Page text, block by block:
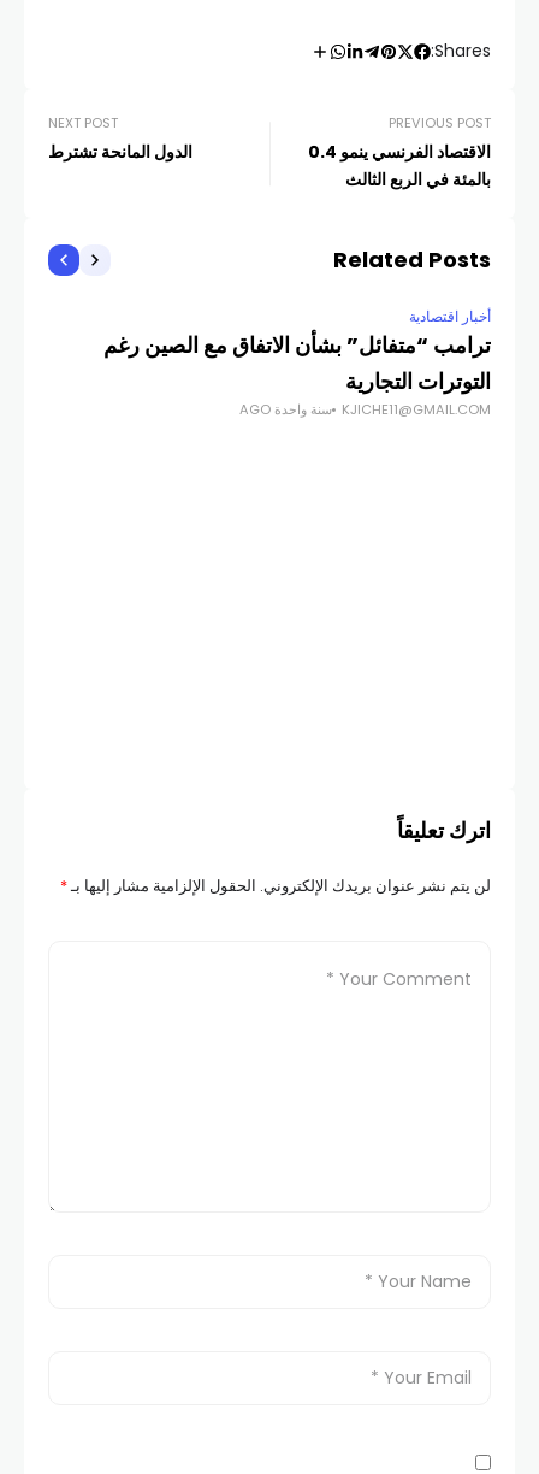
Shares:
PREVIOUS POST
الاقتصاد الفرنسي ينمو 0.4
بالمئة في الربع الثالث
NEXT POST
الدول المانحة تشترط
Related Posts
أخبار اقتصادية
ترامب “متفائل” بشأن الاتفاق مع الصين رغم
التوترات التجارية
KJICHE11@GMAIL.COM سنة واحدة AGO
اترك تعليقاً
لن يتم نشر عنوان بريدك الإلكتروني. الحقول الإلزامية مشار إليها بـ*